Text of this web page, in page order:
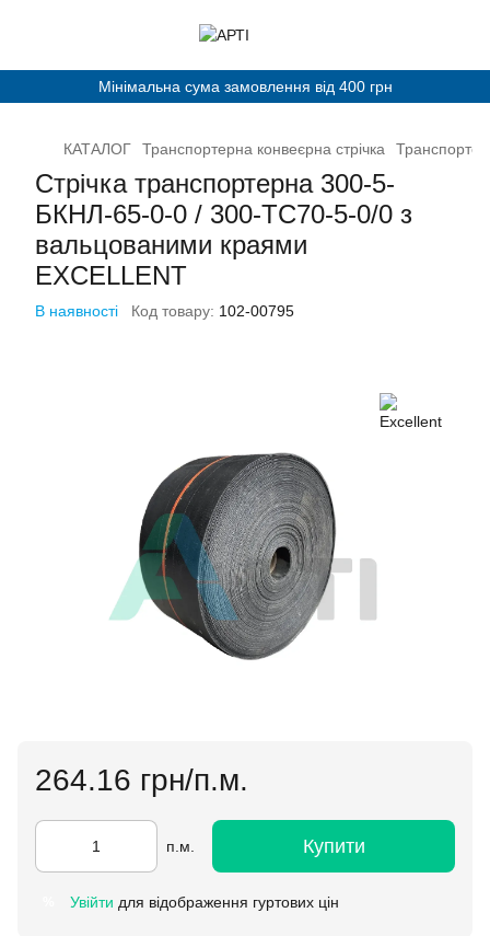
Мінімальна сума замовлення від 400 грн
КАТАЛОГ Транспортерна конвеєрна стрічка
Стрічка транспортерна 300-5-
БКНЛ-65-0-0 / 300-ТС70-5-0/0 з
вальцованими краями
EXCELLENT
В наявності Код товару: 102-00795
264.16 грн/п.м.
п.м. Купити
Увійти для відображення гуртових цін